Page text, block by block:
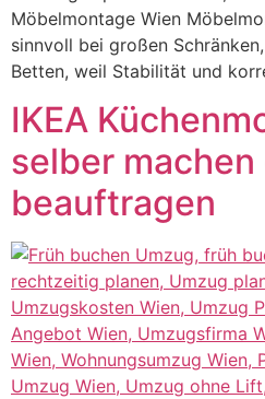
Möbelmontage Wien
sinnvoll bei großen
Betten, weil Stabilität und
IKEA
selber
beauftragen